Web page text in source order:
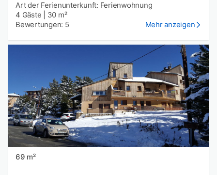
Art der Ferienunterkunft: Ferienwohnung
4 Gäste
30 m²
Bewertungen: 5
Mehr anzeigen
69 m²